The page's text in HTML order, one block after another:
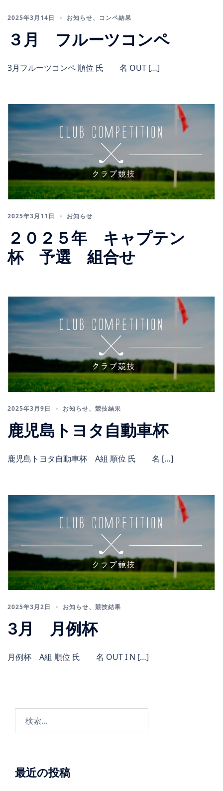
2025年3月14日 お知らせ、 コンペ結果
３月 フルーツコンペ
3月フルーツコンペ 順位 氏 名 OUT […]
2025年3月11日 お知らせ
２０２５年 キャプテン
杯 予選 組合せ
2025年3月9日 お知らせ、 競技結果
鹿児島トヨタ自動車杯
鹿児島トヨタ自動車杯 A組 順位 氏 名 […]
2025年3月2日 お知らせ、 競技結果
3月 月例杯
月例杯 A組 順位 氏 名 OUT I N […]
最近の投稿